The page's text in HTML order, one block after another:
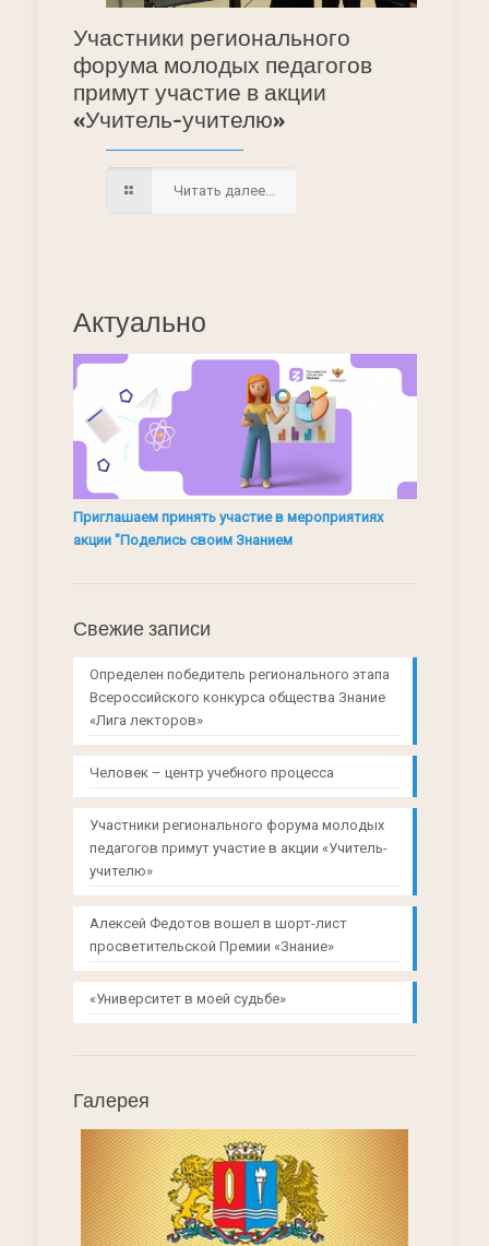
Участники регионального
форума молодых педагогов
примут участие в акции
«Учитель-учителю»
Читать далее...
Актуально
Приглашаем принять участие в мероприятиях
акции "Поделись своим Знанием
Свежие записи
Определен победитель регионального этапа
Всероссийского конкурса общества Знание
«Лига лекторов»
Человек – центр учебного процесса
Участники регионального форума молодых
педагогов примут участие в акции «Учитель-
учителю»
Алексей Федотов вошел в шорт-лист
просветительской Премии «Знание»
«Университет в моей судьбе»
Галерея